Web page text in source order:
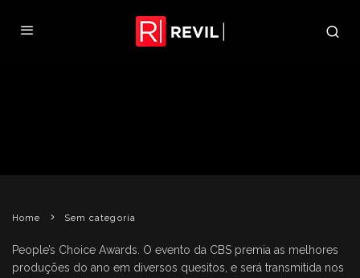
Home
Sem categoria
People’s Choice Awards. O evento da CBS premia as melhores
produções do ano em diversos quesitos, e será transmitida nos